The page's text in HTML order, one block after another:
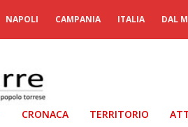
NAPOLI CAMPANIA ITALIA DAL
CRONACA TERRITORIO